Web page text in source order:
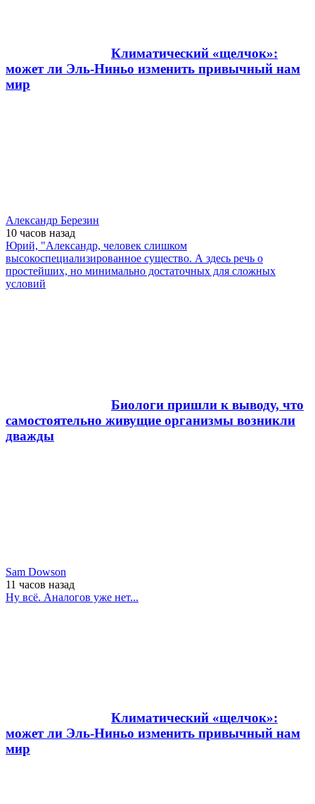
Климатический «щелчок»:
может ли Эль-Ниньо изменить привычный нам
мир
Александр Березин
10 часов назад
Юрий, "Александр, человек слишком
высокоспециализированное существо. А здесь речь о
простейших, но минимально достаточных для сложных
условий
Биологи пришли к выводу, что
самостоятельно живущие организмы возникли
дважды
Sam Dowson
11 часов назад
Ну всё. Аналогов уже нет...
Климатический «щелчок»:
может ли Эль-Ниньо изменить привычный нам
мир